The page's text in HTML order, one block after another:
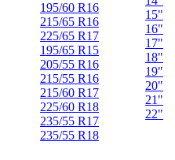
195/60 R16
215/65 R16
225/65 R17
195/65 R15
205/55 R16
215/55 R16
215/60 R17
225/60 R18
235/55 R17
235/55 R18
15"
16"
17"
18"
19"
20"
21"
22"